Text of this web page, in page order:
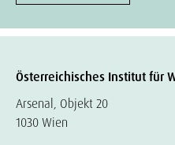
Österreichisches Institut für
Arsenal, Objekt 20
1030 Wien